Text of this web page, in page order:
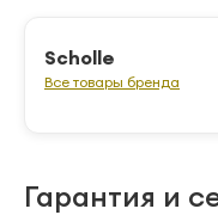
Scholle
Все товары бренда
Гарантия и